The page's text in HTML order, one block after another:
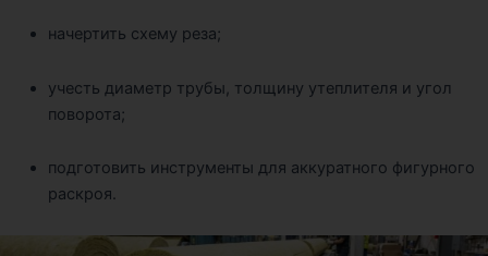
начертить схему реза;
учесть диаметр трубы, толщину утеплителя и угол
поворота;
подготовить инструменты для аккуратного фигурного
раскроя.